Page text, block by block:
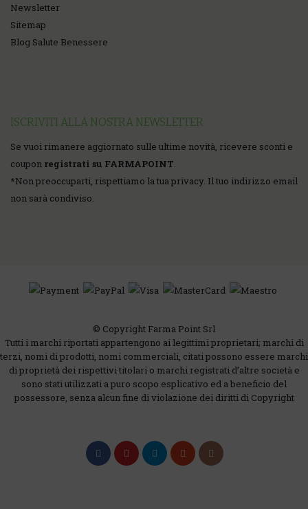
Newsletter
Sitemap
Blog Salute Benessere
ISCRIVITI ALLA NOSTRA NEWSLETTER
Se vuoi rimanere aggiornato sulle ultime novità, ricevere sconti e
coupon registrati su FARMAPOINT.
*Non preoccuparti, rispettiamo la tua privacy. Il tuo indirizzo email
non sarà condiviso.
© Copyright Farma Point Srl
Tutti i marchi riportati appartengono ai legittimi proprietari; marchi di
terzi, nomi di prodotti, nomi commerciali, citati possono essere marchi
di proprietà dei rispettivi titolari o marchi registrati d’altre società e
sono stati utilizzati a puro scopo esplicativo ed a beneficio del
possessore, senza alcun fine di violazione dei diritti di Copyright